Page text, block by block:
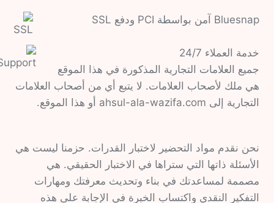
Bluesnap آمن بواسطة PCI ودفع SSL
خدمة العملاء 24/7
جميع العلامات التجارية المذكورة في هذا الموقع
هي ملك لأصحاب العلامات. لا يتبع أي من أصحاب العلامات
التجارية إلى ahsul-ala-wazifa.com أو هذا الموقع.
نحن نقدم مواد التحضير لاختبار القدرات. حزمنا ليست هي
الأسئلة ذاتها التي ستراها في الاختبار الحقيقي. هي
مصممة لمساعدتك في بناء وتحديث معرفتك ومهارات
التفكير النقدي واكتساب الخبرة في الإجابة على هذه